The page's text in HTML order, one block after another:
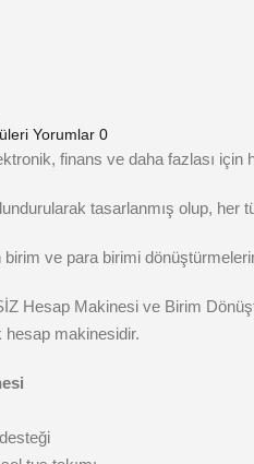
Yorumlar 0
finans ve daha fazlası
tasarlanmış olup, her
ve para birimi
Hesap Makinesi ve Birim
hesap makinesidir.